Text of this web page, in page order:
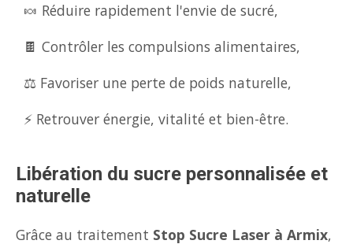
🍬 Réduire rapidement l'envie de sucré,
🍫 Contrôler les compulsions alimentaires,
⚖️ Favoriser une perte de poids naturelle,
⚡ Retrouver énergie, vitalité et bien-être.
Libération du sucre personnalisée et
naturelle
Grâce au traitement Stop Sucre Laser à Armix,